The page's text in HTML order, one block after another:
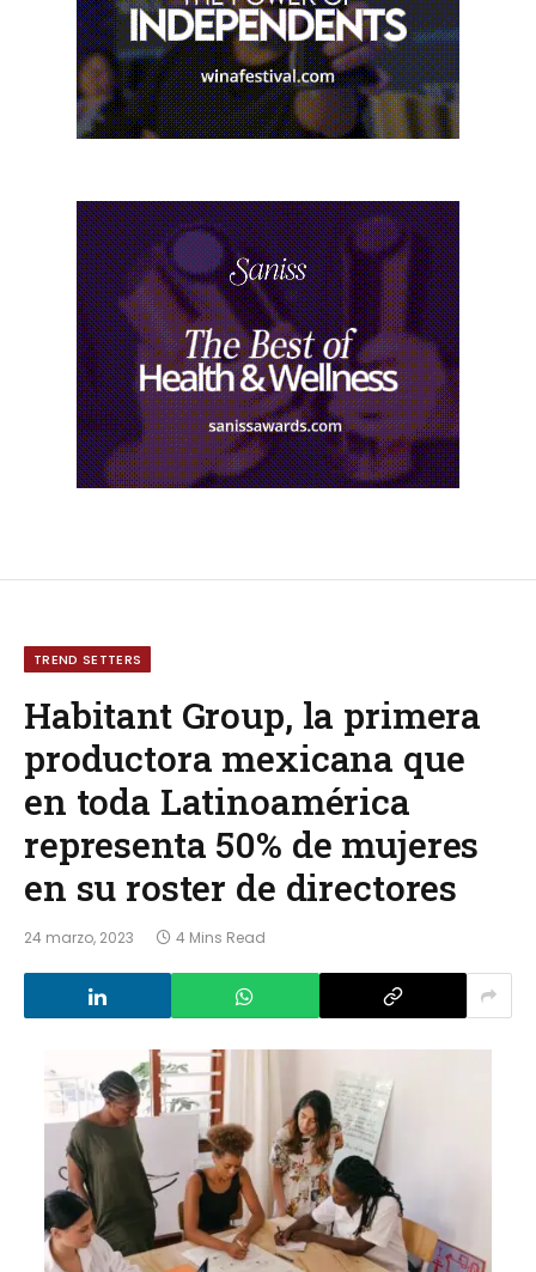
TREND SETTERS
Habitant Group, la primera
productora mexicana que
en toda Latinoamérica
representa 50% de mujeres
en su roster de directores
24 marzo, 2023 4 Mins Read